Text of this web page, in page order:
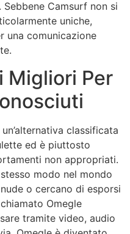
Camsurf non si
uniche,
una comunicazione
Migliori Per
classificata
ed è piuttosto
non appropriati.
modo nel mondo
o cercano di esporsi
Omegle
tramite video, audio